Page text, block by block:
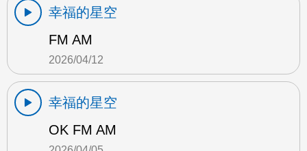
幸福的星空
FM AM
2026/04/12
幸福的星空
OK FM AM